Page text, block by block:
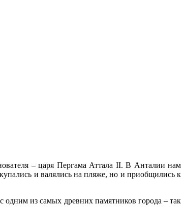
– царя Пергама Аттала II. В Анталии нам
и валялись на пляже, но и приобщились к
одним из самых древних памятников города – так